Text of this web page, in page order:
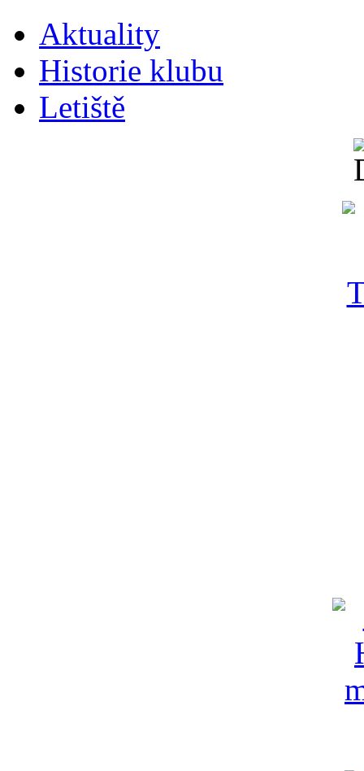
Aktuality
Historie klubu
Letiště